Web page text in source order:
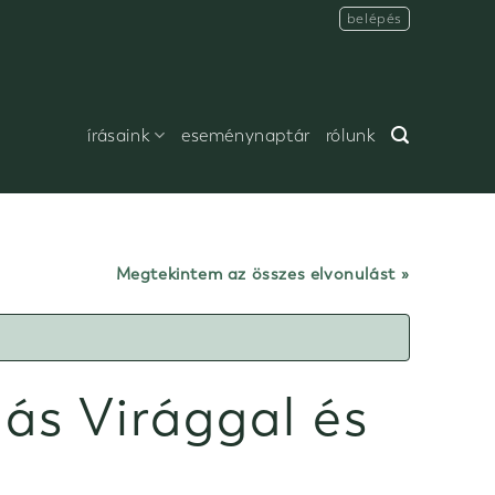
belépés
írásaink eseménynaptár rólunk
Megtekintem az összes elvonulást
Virággal és